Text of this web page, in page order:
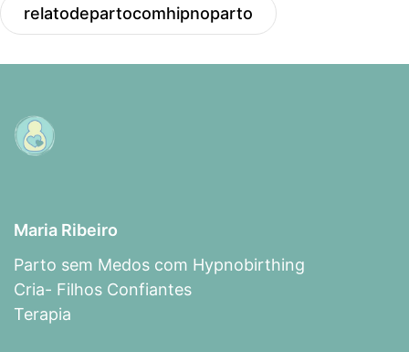
relatodepartocomhipnoparto
Maria Ribeiro
Parto sem Medos com Hypnobirthing
Cria- Filhos Confiantes
Terapia